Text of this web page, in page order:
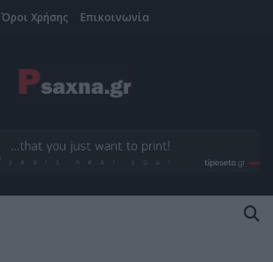
Όροι Χρήσης Επικοινωνία